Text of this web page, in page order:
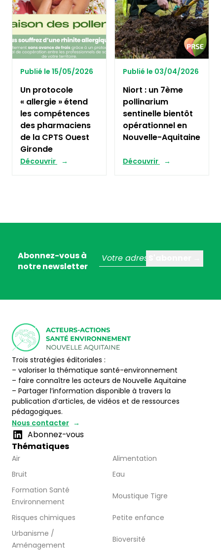
Publié le 15/05/2026
Un protocole
« allergie » étend
les compétences
des pharmaciens
de la CPTS Ouest
Gironde
Découvrir
Publié le 03/04/2026
Niort : un 7ème
pollinarium
sentinelle bientôt
opérationnel en
Nouvelle-Aquitaine
Découvrir
Abonnez-vous à
notre newsletter
Trois stratégies éditoriales :
– valoriser la thématique santé-environnement
– faire connaître les acteurs de Nouvelle Aquitaine
– Partager l’information disponible à travers la
publication d’articles, de vidéos et de ressources
pédagogiques.
Nous contacter
Abonnez-vous
Thématiques
Air
Alimentation
Bruit
Eau
Formation Santé
Environnement
Moustique Tigre
Risques chimiques
Petite enfance
Urbanisme /
Aménagement
Bioversité